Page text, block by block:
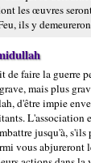
les œuvres
ils y
de faire la guerre
mais plus
d'être impie
L'association
jusqu'à,
vous abjureront